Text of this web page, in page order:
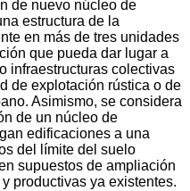
de nuevo núcleo de
estructura de la
en más de tres unidades
que pueda dar lugar a
infraestructuras colectivas
de explotación rústica o de
Asimismo, se considera
de un núcleo de
edificaciones a una
del límite del suelo
supuestos de ampliación
productivas ya existentes.